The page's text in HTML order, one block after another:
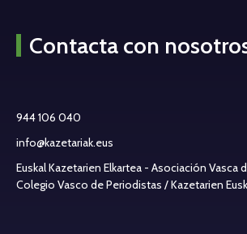
Contacta con
944 106 040
info@kazetariak.eus
Euskal Kazetarien Elkartea - Asociación Vasca
Colegio Vasco de Periodistas / Kazetarien